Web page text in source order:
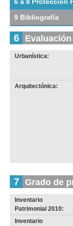
original
Descarga tamaño
Anterior Pausa
6 a 8 Protección
9 Bibliografía
6 Evaluación
Urbanística:
Arquitectónica:
7 Grado de
Inventario
Patrimonial 2010:
Inventario